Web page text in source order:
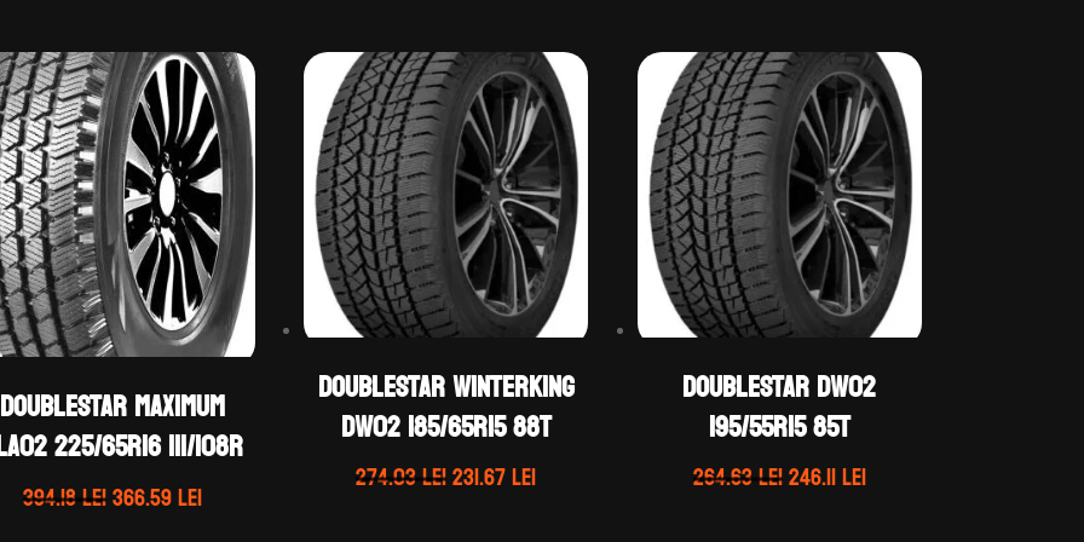
DOUBLESTAR MAXIMUM
225/65R16 111/108R
394.18leiPrețul
366.59leiPrețul
DOUBLESTAR WINTERKING
DW02 185/65R15 88T
274.03leiPrețul
231.67leiPrețul
DOUBLESTAR DW02
195/55R15 85T
264.63leiPrețul
246.11leiPrețul